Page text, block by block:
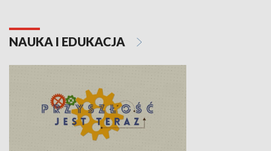
NAUKA I EDUKACJA